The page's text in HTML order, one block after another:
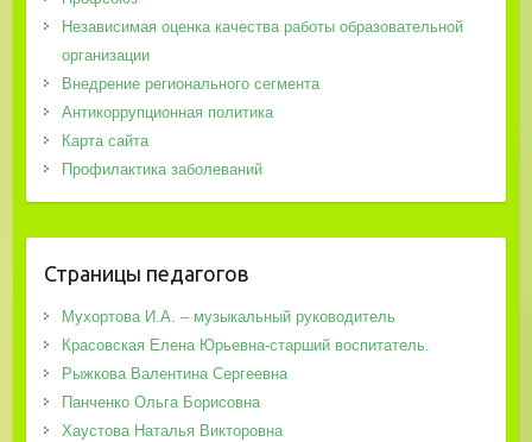
Независимая оценка качества работы образовательной
организации
Внедрение регионального сегмента
Антикоррупционная политика
Карта сайта
Профилактика заболеваний
Страницы педагогов
Мухортова И.А. – музыкальный руководитель
Красовская Елена Юрьевна-старший воспитатель.
Рыжкова Валентина Сергеевна
Панченко Ольга Борисовна
Хаустова Наталья Викторовна